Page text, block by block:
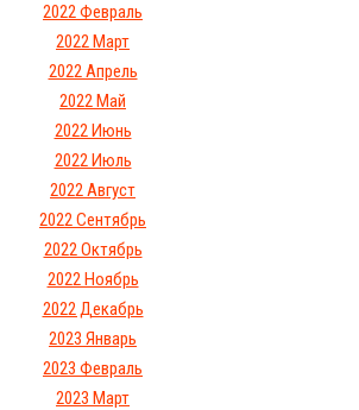
2022 Февраль
2022 Март
2022 Апрель
2022 Май
2022 Июнь
2022 Июль
2022 Август
2022 Сентябрь
2022 Октябрь
2022 Ноябрь
2022 Декабрь
2023 Январь
2023 Февраль
2023 Март